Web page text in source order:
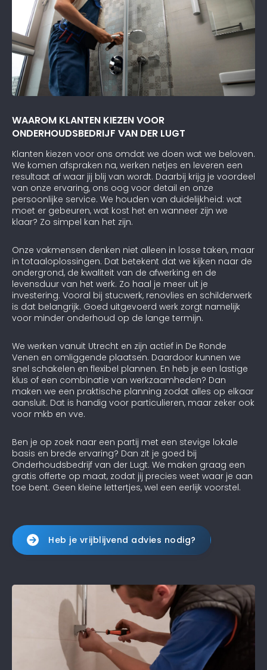
WAAROM KLANTEN KIEZEN VOOR
ONDERHOUDSBEDRIJF VAN DER LUGT
Klanten kiezen voor ons omdat we doen wat we beloven.
We komen afspraken na, werken netjes en leveren een
resultaat af waar jij blij van wordt. Daarbij krijg je voordeel
van onze ervaring, ons oog voor detail en onze
persoonlijke service. We houden van duidelijkheid: wat
moet er gebeuren, wat kost het en wanneer zijn we
klaar? Zo simpel kan het zijn.
Onze vakmensen denken niet alleen in losse taken, maar
in totaaloplossingen. Dat betekent dat we kijken naar de
ondergrond, de kwaliteit van de afwerking en de
levensduur van het werk. Zo haal je meer uit je
investering. Vooral bij stucwerk, renovlies en schilderwerk
is dat belangrijk. Goed uitgevoerd werk zorgt namelijk
voor minder onderhoud op de lange termijn.
We werken vanuit Utrecht en zijn actief in De Ronde
Venen en omliggende plaatsen. Daardoor kunnen we
snel schakelen en flexibel plannen. En heb je een lastige
klus of een combinatie van werkzaamheden? Dan
maken we een praktische planning zodat alles op elkaar
aansluit. Dat is handig voor particulieren, maar zeker ook
voor mkb en vve.
Ben je op zoek naar een partij met een stevige lokale
basis en brede ervaring? Dan zit je goed bij
Onderhoudsbedrijf van der Lugt. We maken graag een
gratis offerte op maat, zodat jij precies weet waar je aan
toe bent. Geen kleine lettertjes, wel een eerlijk voorstel.
Heb je vrijblijvend advies nodig?